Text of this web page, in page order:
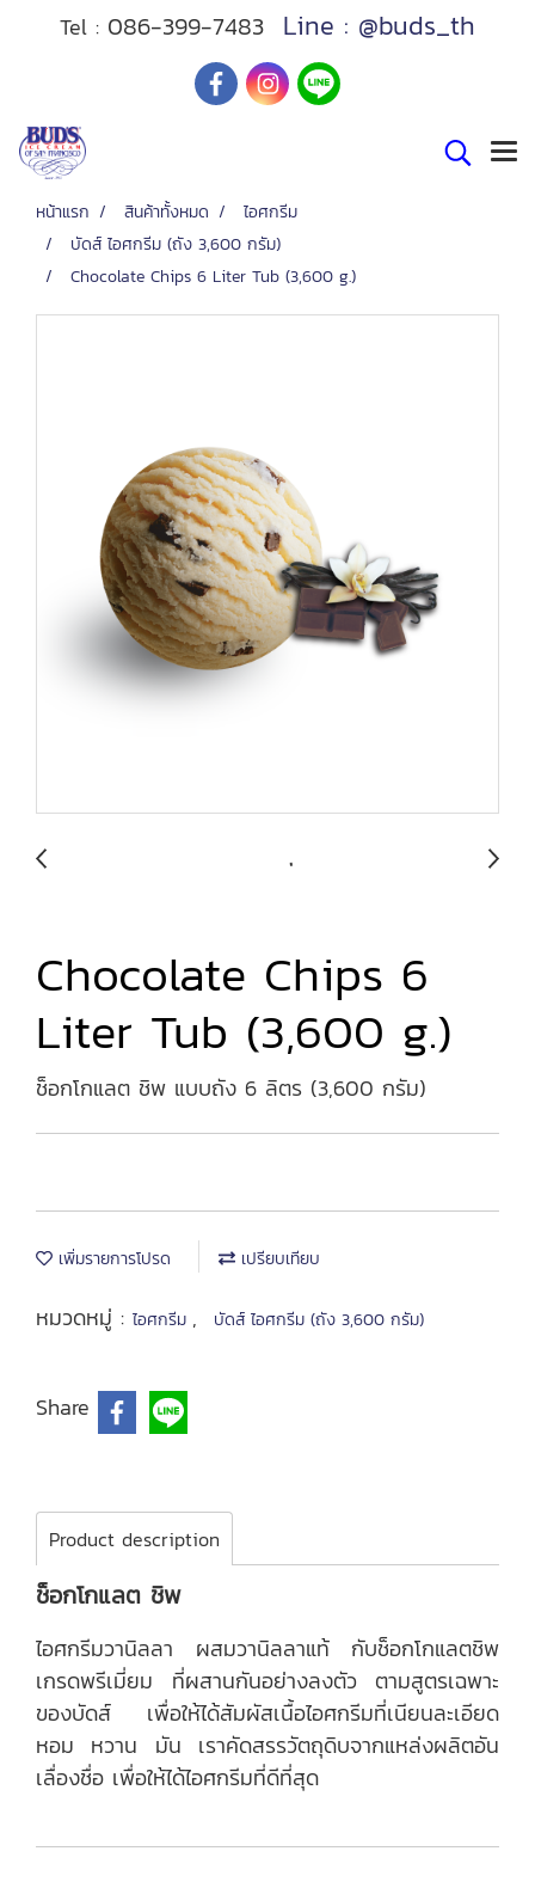
Tel : 086-399-7483 Line : @buds_th
หน้าแรก สินค้าทั้งหมด
ไอศกรีม
บัดส์ ไอศกรีม (ถัง 3,600 กรัม)
Chocolate Chips 6 Liter Tub (3,600 g.)
Chocolate Chips 6
Liter Tub (3,600 g.)
ช็อกโกแลต ชิพ แบบถัง 6 ลิตร (3,600 กรัม)
เพิ่มรายการโปรด เปรียบเทียบ
หมวดหมู่ : ไอศกรีม , บัดส์ ไอศกรีม (ถัง 3,600 กรัม)
Share
Product description
ช็อกโกแลต ชิพ
ไอศกรีมวานิลลา ผสมวานิลลาแท้ กับช็อกโกแลตชิพ
เกรดพรีเมี่ยม ที่ผสานกันอย่างลงตัว ตามสูตรเฉพาะ
ของบัดส์ เพื่อให้ได้สัมผัสเนื้อไอศกรีมที่เนียนละเอียด
หอม หวาน มัน เราคัดสรรวัตถุดิบจากแหล่งผลิตอัน
เลื่องชื่อ เพื่อให้ได้ไอศกรีมที่ดีที่สุด